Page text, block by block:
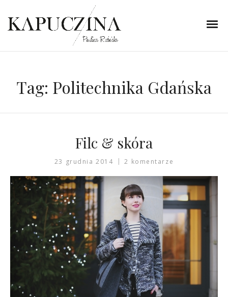
Tag: Politechnika Gdańska
Filc & skóra
23 grudnia 2014 2 komentarze